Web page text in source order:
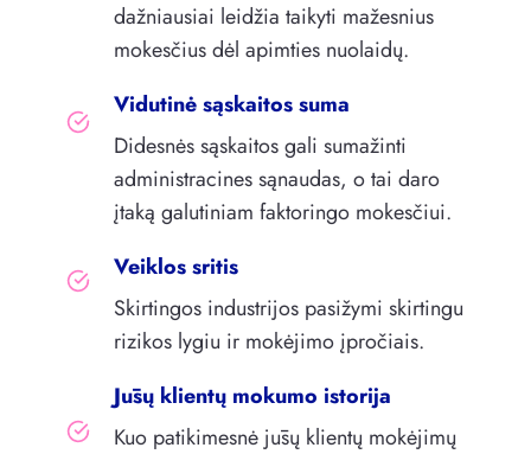
dažniausiai leidžia taikyti mažesnius
mokesčius dėl apimties nuolaidų.
Vidutinė sąskaitos suma
Didesnės sąskaitos gali sumažinti
administracines sąnaudas, o tai daro
įtaką galutiniam faktoringo mokesčiui.
Veiklos sritis
Skirtingos industrijos pasižymi skirtingu
rizikos lygiu ir mokėjimo įpročiais.
Jūsų klientų mokumo istorija
Kuo patikimesnė jūsų klientų mokėjimų